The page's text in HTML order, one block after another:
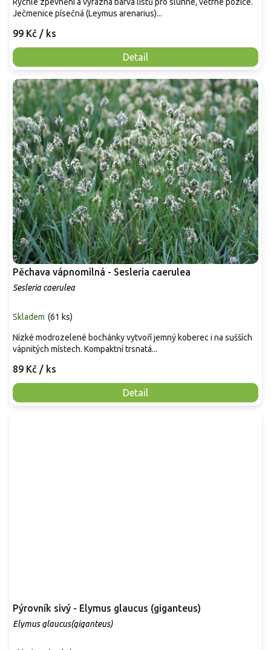
99 Kč / ks
Detail
Rychlé zpevnění a výrazná barva listů pro slunné, větrné pozice.
Ječmenice písečná (Leymus arenarius)...
Pěchava vápnomilná - Sesleria caerulea
Sesleria caerulea
Skladem (61 ks)
89 Kč / ks
Detail
Nízké modrozelené bochánky vytvoří jemný koberec i na sušších
vápnitých místech. Kompaktní trsnatá...
Pýrovník sivý - Elymus glaucus (giganteus)
Elymus glaucus(giganteus)